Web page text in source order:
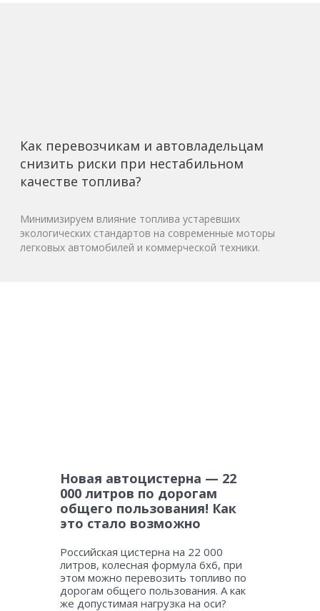
Как перевозчикам и автовладельцам
снизить риски при нестабильном
качестве топлива?
Минимизируем влияние топлива устаревших
экологических стандартов на современные моторы
легковых автомобилей и коммерческой техники.
Новая автоцистерна — 22
000 литров по дорогам
общего пользования! Как
это стало возможно
Российская цистерна на 22 000
литров, колесная формула 6х6, при
этом можно перевозить топливо по
дорогам общего пользования. А как
же допустимая нагрузка на оси?